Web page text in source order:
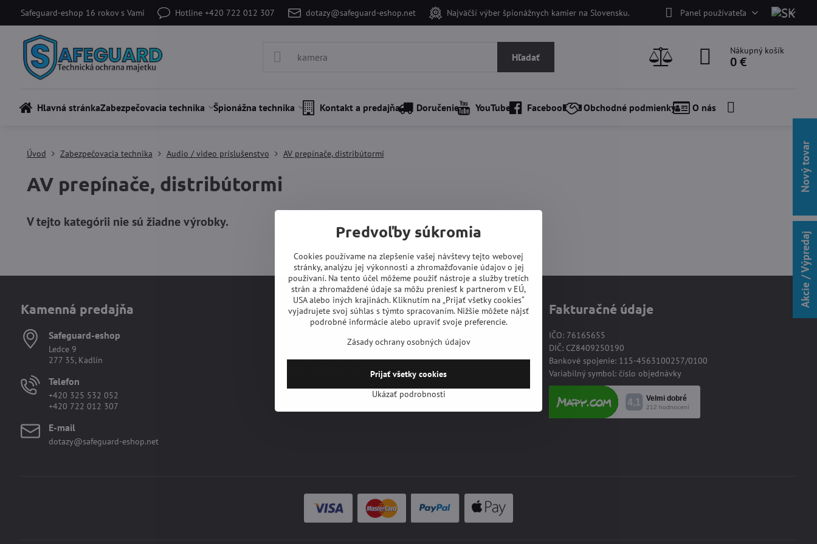
Safeguard-eshop 16 rokov s Vami Hotline +420 722 012 307 dotazy@safeguard-eshop.net Najväčší výber špionážnych kamier na Slovensku. Panel používateľa
Hľadať
Nákupný košík
0 €
Hlavná stránkaZabezpečovacia technika Špionážna technika Kontakt a predajňa Doručenie YouTube Facebook Obchodné podmienky O nás
Úvod Zabezpečovacia technika Audio / video príslušenstvo AV prepínače, distribútormi
AV prepínače, distribútormi
Kamenná predajňa
Safeguard-eshop
Ledce 9
277 35, Kadlín
Telefon
+420 325 532 052
+420 722 012 307
E-mail
dotazy@safeguard-eshop.net
Akcie / Výpredaj
Nový tovar
Odkazy a formuláre
Osobné vyzdvihnutie
Poptávkový formulár
Vrátenie tovaru do 30 dní
Fakturačné údaje
IČO: 76165655
DIČ: CZ8409250190
Bankové spojenie: 115-4563100257/0100
Variabilný symbol: číslo objednávky
Predvoľby súkromia
Cookies používame na zlepšenie vašej návštevy tejto webovej
stránky, analýzu jej výkonnosti a zhromažďovanie údajov o jej
používaní. Na tento účel môžeme použiť nástroje a služby tretích
strán a zhromaždené údaje sa môžu preniesť k partnerom v EÚ,
USA alebo iných krajinách. Kliknutím na „Prijať všetky cookies“
vyjadrujete svoj súhlas s týmto spracovaním. Nižšie môžete nájsť
podrobné informácie alebo upraviť svoje preferencie.
Zásady ochrany osobných údajov
Ukázať podrobnosti
Prijať všetky cookies